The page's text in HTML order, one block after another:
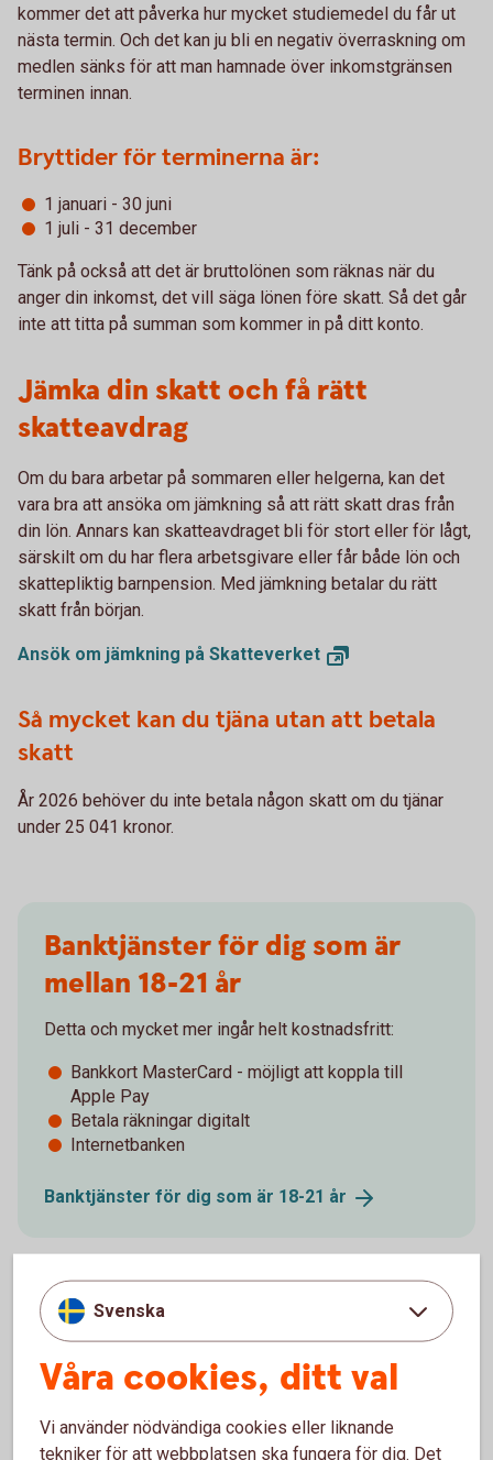
kommer det att påverka hur mycket studiemedel du får ut
nästa termin. Och det kan ju bli en negativ överraskning om
medlen sänks för att man hamnade över inkomstgränsen
terminen innan.
Bryttider för terminerna är:
1 januari - 30 juni
1 juli - 31 december
Tänk på också att det är bruttolönen som räknas när du
anger din inkomst, det vill säga lönen före skatt. Så det går
inte att titta på summan som kommer in på ditt konto.
Jämka din skatt och få rätt
skatteavdrag
Om du bara arbetar på sommaren eller helgerna, kan det
vara bra att ansöka om jämkning så att rätt skatt dras från
din lön. Annars kan skatteavdraget bli för stort eller för lågt,
särskilt om du har flera arbetsgivare eller får både lön och
skattepliktig barnpension. Med jämkning betalar du rätt
skatt från början.
Ansök om jämkning på Skatteverket
Så mycket kan du tjäna utan att betala
skatt
År 2026 behöver du inte betala någon skatt om du tjänar
under 25 041 kronor.
Banktjänster för dig som är
mellan 18-21 år
Detta och mycket mer ingår helt kostnadsfritt:
Bankkort MasterCard - möjligt att koppla till
Apple Pay
Betala räkningar digitalt
Internetbanken
Banktjänster för dig som är 18-21 år
Svenska
Våra cookies, ditt val
Vi använder nödvändiga cookies eller liknande
tekniker för att webbplatsen ska fungera för dig. Det